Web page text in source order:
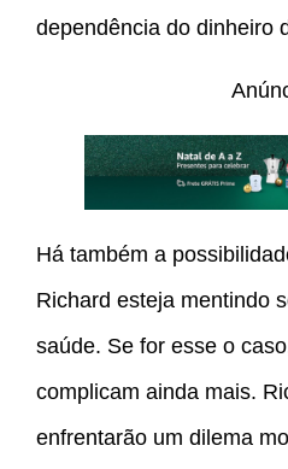
dependência do dinheiro
Há também a
Richard esteja mentindo
saúde. Se for esse o
complicam ainda mais.
enfrentarão um dilema